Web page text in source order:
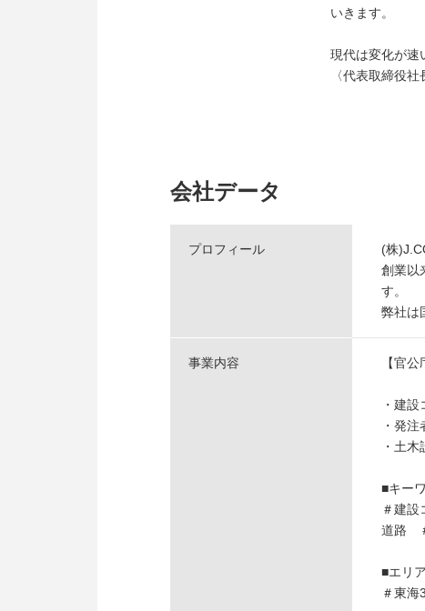
いきます。
現代は変化が速
〈代表取締役社
会社データ
プロフィール
(株
創業以
す。
弊社は
事業内容 【官
・建
・発
・土
■キー
＃建
道路
■エリ
＃東